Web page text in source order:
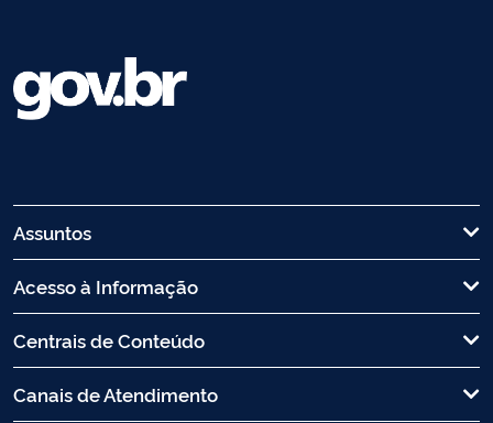
Assuntos
Acesso à Informação
Centrais de Conteúdo
Canais de Atendimento